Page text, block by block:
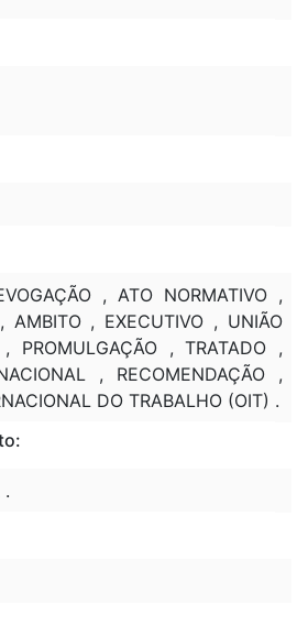
, ATO NORMATIVO ,
AMBITO , EXECUTIVO , UNIÃO
PROMULGAÇÃO , TRATADO ,
, RECOMENDAÇÃO ,
DO TRABALHO (OIT) .
.